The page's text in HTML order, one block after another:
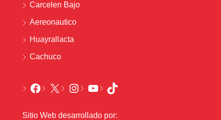
Carcelen Bajo
Aereonautico
Huayrallacta
Cachuco
Sitio Web desarrollado por: